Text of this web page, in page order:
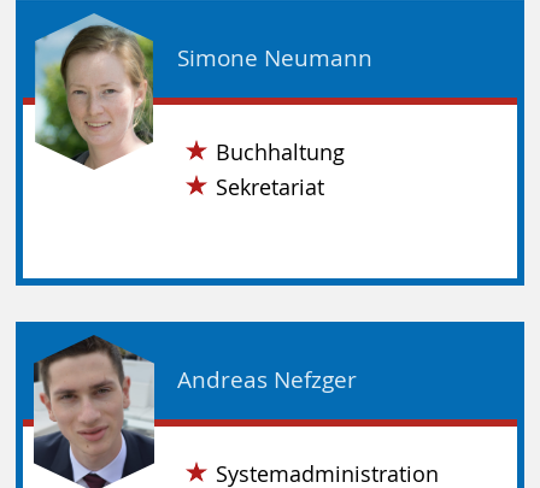
Simone Neumann
Buchhaltung
Sekretariat
Andreas Nefzger
Systemadministration